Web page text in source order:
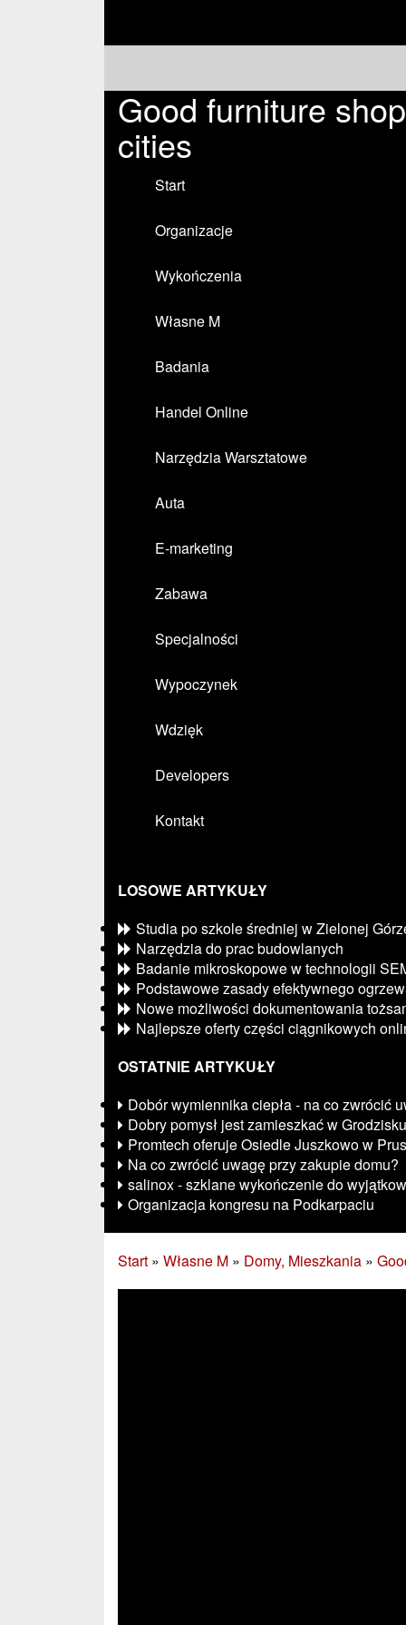
Good furniture
cities
Start
Organizacje
Wykończenia
Własne M
Badania
Handel Online
Narzędzia Warsztatowe
Auta
E-marketing
Zabawa
Specjalności
Wypoczynek
Wdzięk
Developers
Kontakt
LOSOWE ARTYKUŁY
Studia po szkole średniej w Zielonej
Narzędzia do prac budowlanych
Badanie mikroskopowe w technologii
Podstawowe zasady efektywnego
Nowe możliwości dokumentowania
Najlepsze oferty części ciągnikowych
OSTATNIE ARTYKUŁY
Dobór wymiennika ciepła - na co zwrócić
Dobry pomysł jest zamieszkać w
Promtech oferuje Osiedle Juszkowo w
Na co zwrócić uwagę przy zakupie domu?
salinox - szklane wykończenie do
Organizacja kongresu na Podkarpaciu
Start » Własne M » Domy, Mieszkania »